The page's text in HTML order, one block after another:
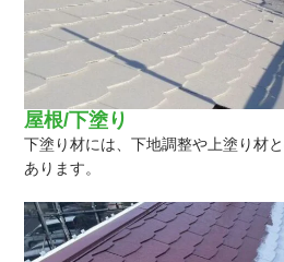
屋根/下塗り
下塗り材には、下地調整や上塗り材
あります。